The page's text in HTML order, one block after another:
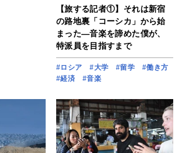
【旅する記者①】それは新宿
の路地裏「コーシカ」から始
まった―音楽を諦めた僕が、
特派員を目指すまで
#ロシア #大学 #留学
#働き方
#経済
#音楽